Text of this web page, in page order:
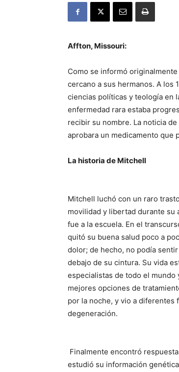
Affton, Missouri:
Como se informó
cercano a sus hermanos. A los
ciencias políticas y teología en
enfermedad rara estaba
recibir su nombre. La noticia
aprobara un medicamento que
La historia de Mitchell
Mitchell luchó con un raro
movilidad y libertad durante su
fue a la escuela. En el
quitó su buena salud poco a
dolor; de hecho, no podía
debajo de su cintura. Su vida
especialistas de todo el
mejores opciones de
por la noche, y vio a diferentes
degeneración.
Finalmente encontró
estudió su información